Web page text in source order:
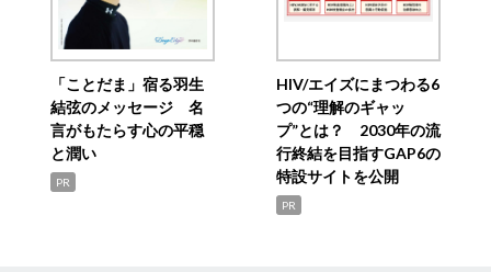
「ことだま」宿る羽生
結弦のメッセージ 名
言がもたらす心の平穏
と潤い
PR
HIV/エイズにまつわる6
つの“理解のギャッ
プ”とは？ 2030年の流
行終結を目指すGAP6の
特設サイトを公開
PR